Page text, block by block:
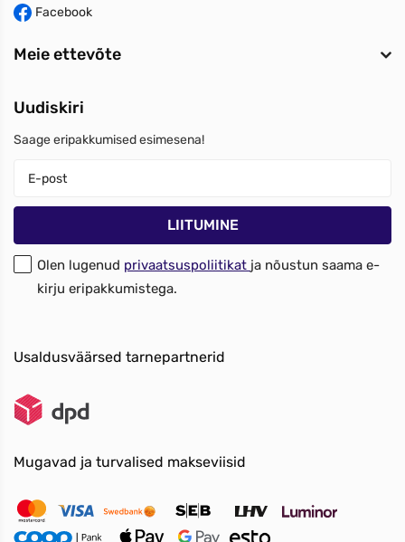
Facebook
Meie ettevõte
Uudiskiri
Saage eripakkumised esimesena!
Olen lugenud privaatsuspoliitikat ja nõustun saama e-
kirju eripakkumistega.
Usaldusväärsed tarnepartnerid
Mugavad ja turvalised makseviisid